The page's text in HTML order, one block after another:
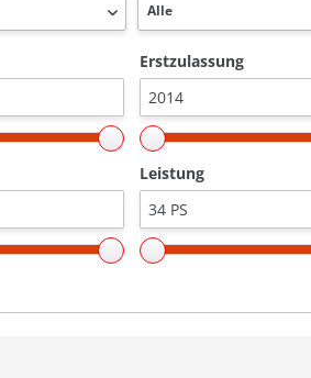
Erstzulassung
Leistung